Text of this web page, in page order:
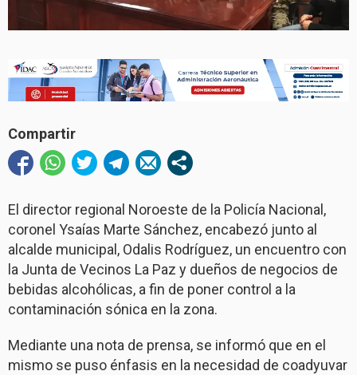
Compartir
El director regional Noroeste de la Policía Nacional,
coronel Ysaías Marte Sánchez, encabezó junto al
alcalde municipal, Odalis Rodríguez, un encuentro con
la Junta de Vecinos La Paz y dueños de negocios de
bebidas alcohólicas, a fin de poner control a la
contaminación sónica en la zona.
Mediante una nota de prensa, se informó que en el
mismo se puso énfasis en la necesidad de coadyuvar